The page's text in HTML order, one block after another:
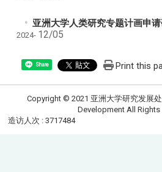
亚洲大学人类研究专题计画申
2024- 12/05
Share Print this
Copyright © 2021 亚洲大学研究发展
Development All Rights
造访人次 : 3717484